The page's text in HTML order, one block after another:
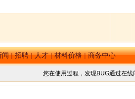
闻|招聘|人才|材料价格|商务中心
您在使用过程，发现BUG通过在